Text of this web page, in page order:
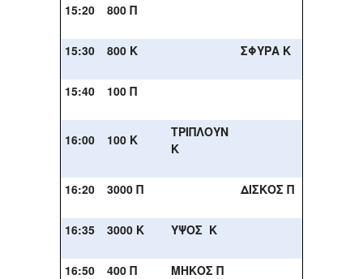
15:20 800 Π
15:30 800 Κ ΣΦΥΡΑ Κ
15:40 100 Π
16:00 100 Κ
ΤΡΙΠΛΟΥΝ
Κ
16:20 3000 Π ΔΙΣΚΟΣ Π
16:35 3000 Κ ΥΨΟΣ Κ
16:50 400 Π ΜΗΚΟΣ Π